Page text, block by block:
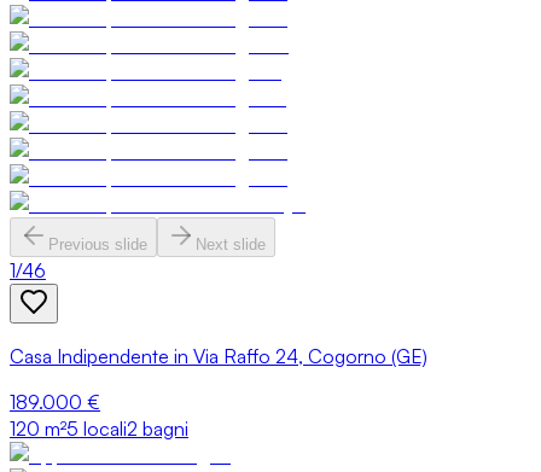
Previous slide Next slide
1/46
Casa Indipendente in Via Raffo 24, Cogorno (GE)
189.000 €
120 m²5 locali2 bagni